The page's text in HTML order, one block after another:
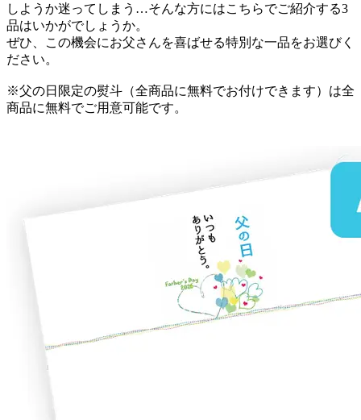
しようか迷ってしまう…そんな方にはこちらでご紹介する3
品はいかがでしょうか。
ぜひ、この機会にお父さんを喜ばせる特別な一品をお選びく
ださい。
※父の日限定の熨斗（全商品に無料でお付けできます）は全
商品に無料でご用意可能です。